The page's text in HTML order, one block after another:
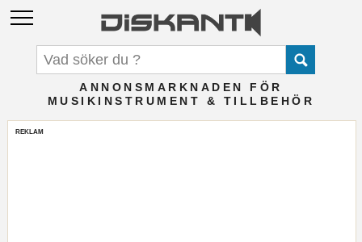
ANNONSMARKNADEN FÖR
MUSIKINSTRUMENT & TILLBEHÖR
REKLAM